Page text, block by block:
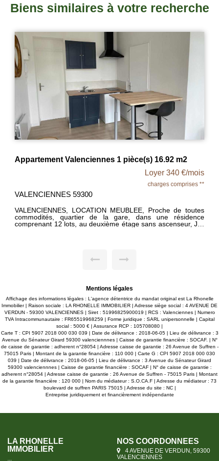
Biens similaires à votre recherche
Appartement Valenciennes 1 pièce(s) 16.92 m2
Loyer 340 €/mois
charges comprises **
VALENCIENNES 59300
VALENCIENNES, LOCATION MEUBLEE, Proche de toutes
commodités, quartier de la gare, dans une résidence
comprenant 12 lots, au deuxième étage sans ascenseur, Joli
froide Taxe d'ordure ménagère), Dépôt de garantie 310€
Mentions légales
Affichage des informations légales : L'agence détentrice du mandat original est La Rhonelle
Immobilier | Raison sociale : LA RHONELLE IMMOBILIER | Adresse siège social : 4 AVENUE DE
VERDUN - 59300 VALENCIENNES | Siret : 51996825900019 | RCS : Valenciennes | Numero
TVA Intracommunautaire : FR65519968259 | Forme juridique : SARL unipersonnelle | Capital
social : 5000 € | Assurance RCP : 105708080 |
Carte T : CPI 5907 2018 000 030 039 | Date de délivrance : 2018-06-05 | Lieu de délivrance : 3
Avenue du Sénateur Girard 59300 valenciennnes | Caisse de garantie financière : SOCAF. | N°
de caisse de garantie : adherent n°28054 | Adresse caisse de garantie : 26 Avenue de Suffren -
75015 Paris | Montant de la garantie financière : 110 000 | Carte G : CPI 5907 2018 000 030
039 | Date de délivrance : 2018-06-05 | Lieu de délivrance : 3 Avenue du Sénateur Girard
59300 valenciennnes | Caisse de garantie financière : SOCAF | N° de caisse de garantie :
adherent n°28054 | Adresse caisse de garantie : 26 Avenue de Suffren - 75015 Paris | Montant
de la garantie financière : 120 000 | Nom du médiateur : S.O.CA.F | Adresse du médiateur : 73
boulevard de suffren PARIS 75015 | Adresse du site : NC |
Entreprise juridiquement et financièrement indépendante
LA RHONELLE
IMMOBILIER
NOS COORDONNÉES
4 AVENUE DE VERDUN, 59300
VALENCIENNES